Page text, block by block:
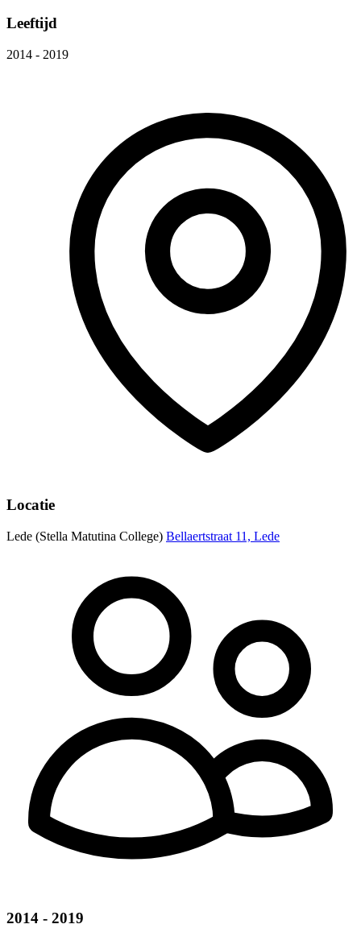
Leeftijd
2014 - 2019
Locatie
Lede (Stella Matutina College) Bellaertstraat 11, Lede
2014 - 2019